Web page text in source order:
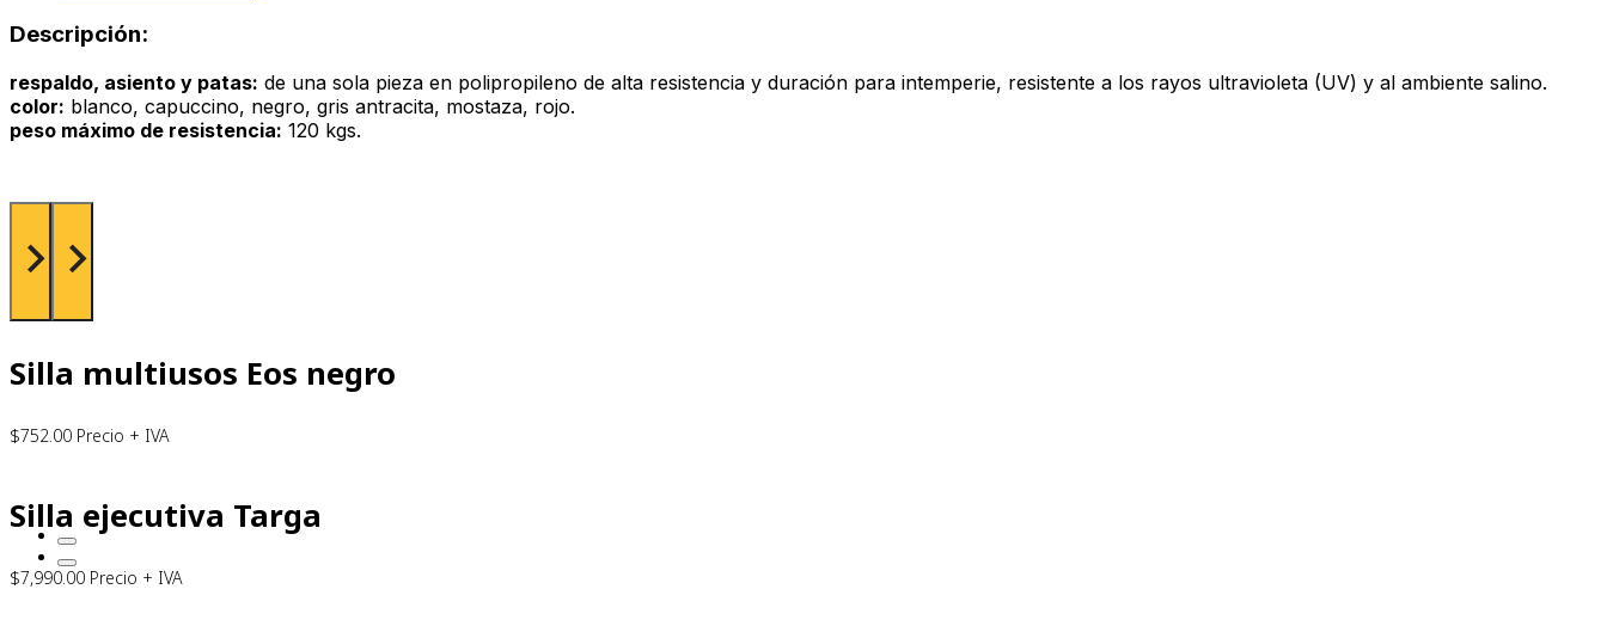
Descripción:
respaldo, asiento y patas: de una sola pieza en polipropileno de alta resistencia y duración para intemperie, resistente a los rayos ultravioleta (UV) y al ambiente salino.
color: blanco, capuccino, negro, gris antracita, mostaza, rojo.
peso máximo de resistencia: 120 kgs.
Silla multiusos Eos negro
$752.00 Precio + IVA
Silla ejecutiva Targa
$7,990.00 Precio + IVA